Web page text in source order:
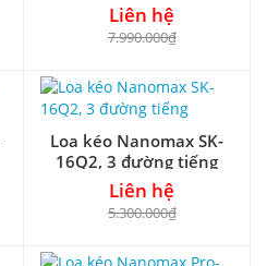
Liên hệ
7.990.000₫
Loa kéo Nanomax SK-
16Q2, 3 đường tiếng
Liên hệ
5.300.000₫